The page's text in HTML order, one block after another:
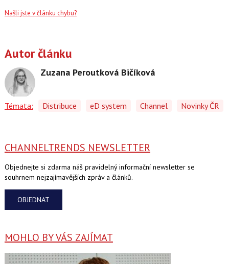
Našli jste v článku chybu?
Autor článku
Zuzana Peroutková Bičíková
Témata: Distribuce eD system Channel Novinky ČR
CHANNELTRENDS NEWSLETTER
Objednejte si zdarma náš pravidelný informační newsletter se
souhrnem nejzajímavějších zpráv a článků.
OBJEDNAT
MOHLO BY VÁS ZAJÍMAT